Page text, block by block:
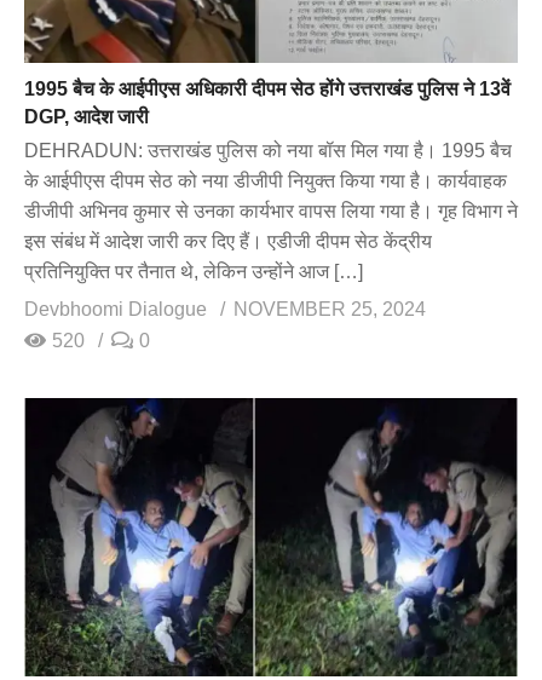
1995 बैच के आईपीएस अधिकारी दीपम सेठ होंगे उत्तराखंड पुलिस ने 13वें
DGP, आदेश जारी
DEHRADUN: उत्तराखंड पुलिस को नया बॉस मिल गया है। 1995 बैच
के आईपीएस दीपम सेठ को नया डीजीपी नियुक्त किया गया है। कार्यवाहक
डीजीपी अभिनव कुमार से उनका कार्यभार वापस लिया गया है। गृह विभाग ने
इस संबंध में आदेश जारी कर दिए हैं। एडीजी दीपम सेठ केंद्रीय
प्रतिनियुक्ति पर तैनात थे, लेकिन उन्होंने आज […]
Devbhoomi Dialogue
NOVEMBER 25, 2024
520
0